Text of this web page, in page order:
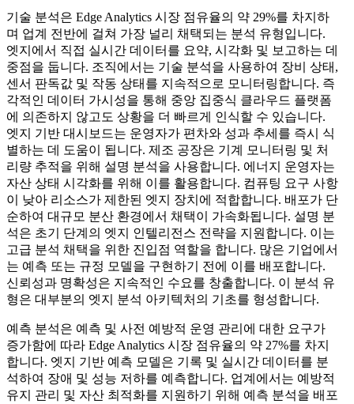
기술 분석은 Edge Analytics 시장 점유율의 약 29%를 차지하
며 업계 전반에 걸쳐 가장 널리 채택되는 분석 유형입니다.
엣지에서 직접 실시간 데이터를 요약, 시각화 및 보고하는 데
중점을 둡니다. 조직에서는 기술 분석을 사용하여 장비 상태,
센서 판독값 및 작동 상태를 지속적으로 모니터링합니다. 즉
각적인 데이터 가시성을 통해 중앙 집중식 클라우드 플랫폼
에 의존하지 않고도 상황을 더 빠르게 인식할 수 있습니다.
엣지 기반 대시보드는 운영자가 편차와 성과 추세를 즉시 식
별하는 데 도움이 됩니다. 제조 공장은 기계 모니터링 및 처
리량 추적을 위해 설명 분석을 사용합니다. 에너지 운영자는
자산 상태 시각화를 위해 이를 활용합니다. 컴퓨팅 요구 사항
이 낮아 리소스가 제한된 엣지 장치에 적합합니다. 배포가 단
순하여 대규모 분산 환경에서 채택이 가속화됩니다. 설명 분
석은 초기 단계의 엣지 인텔리전스 전략을 지원합니다. 이는
고급 분석 채택을 위한 진입점 역할을 합니다. 많은 기업에서
는 예측 또는 규정 모델을 구현하기 전에 이를 배포합니다.
신뢰성과 명확성은 지속적인 수요를 창출합니다. 이 분석 유
형은 대부분의 엣지 분석 아키텍처의 기초를 형성합니다.
예측 분석은 예측 및 사전 예방적 운영 관리에 대한 요구가
증가함에 따라 Edge Analytics 시장 점유율의 약 27%를 차지
합니다. 엣지 기반 예측 모델은 기록 및 실시간 데이터를 분
석하여 장애 및 성능 저하를 예측합니다. 업계에서는 예방적
유지 관리 및 자산 최적화를 지원하기 위해 예측 분석을 배포